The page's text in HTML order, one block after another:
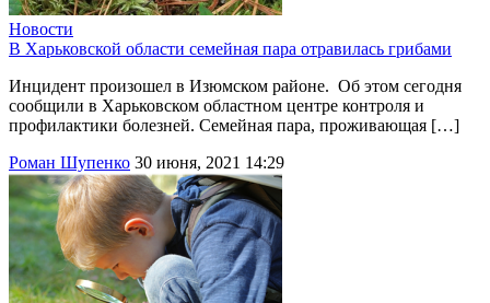
Новости
В Харьковской области семейная пара отравилась грибами
Инцидент произошел в Изюмском районе. Об этом сегодня
сообщили в Харьковском областном центре контроля и
профилактики болезней. Семейная пара, проживающая […]
Роман Шупенко 30 июня, 2021 14:29